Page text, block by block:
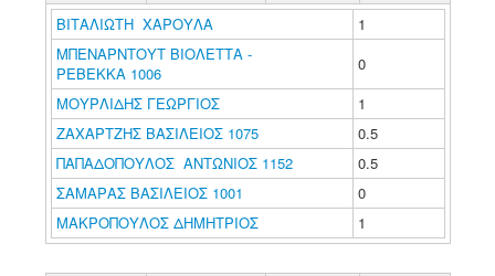
ΒΙΤΑΛΙΩΤΗ ΧΑΡΟΥΛΑ
1
ΜΠΕΝΑΡΝΤΟΥΤ ΒΙΟΛΕΤΤΑ -
ΡΕΒΕΚΚΑ 1006
0
ΜΟΥΡΛΙΔΗΣ ΓΕΩΡΓΙΟΣ
1
ΖΑΧΑΡΤΖΗΣ ΒΑΣΙΛΕΙΟΣ 1075
0.5
ΠΑΠΑΔΟΠΟΥΛΟΣ ΑΝΤΩΝΙΟΣ 1152
0.5
ΣΑΜΑΡΑΣ ΒΑΣΙΛΕΙΟΣ 1001
0
ΜΑΚΡΟΠΟΥΛΟΣ ΔΗΜΗΤΡΙΟΣ
1